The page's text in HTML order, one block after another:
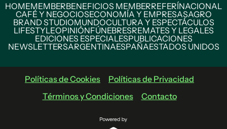
HOMEMEMBERBENEFICIOS MEMBERREFERÍNACIONAL
CAFÉ Y NEGOCIOSECONOMÍA Y EMPRESASAGRO
BRAND STUDIOMUNDOCULTURA Y ESPECTÁCULOS
LIFESTYLEOPINIÓNFÚNEBRESREMATES Y LEGALES
EDICIONES ESPECIALESPUBLICACIONES
NEWSLETTERSARGENTINAESPAÑAESTADOS UNIDOS
Políticas de Cookies
Políticas de Privacidad
Términos y Condiciones
Contacto